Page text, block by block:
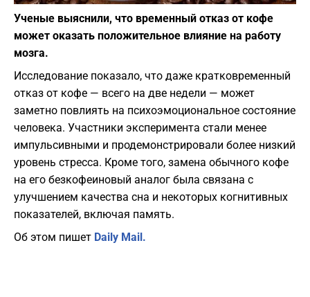
Ученые выяснили, что временный отказ от кофе
может оказать положительное влияние на работу
мозга.
Исследование показало, что даже кратковременный
отказ от кофе — всего на две недели — может
заметно повлиять на психоэмоциональное состояние
человека. Участники эксперимента стали менее
импульсивными и продемонстрировали более низкий
уровень стресса. Кроме того, замена обычного кофе
на его безкофеиновый аналог была связана с
улучшением качества сна и некоторых когнитивных
показателей, включая память.
Об этом пишет Daily Mail.